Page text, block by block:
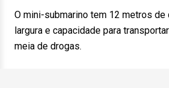
O mini-submarino tem 12 metros de
largura e capacidade para
meia de drogas.